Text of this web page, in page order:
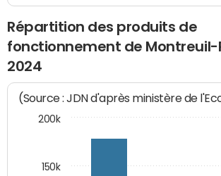
Répartition des produits de
fonctionnement de Montreuil-
2024
(Source : JDN d'après ministère de
150k
200k